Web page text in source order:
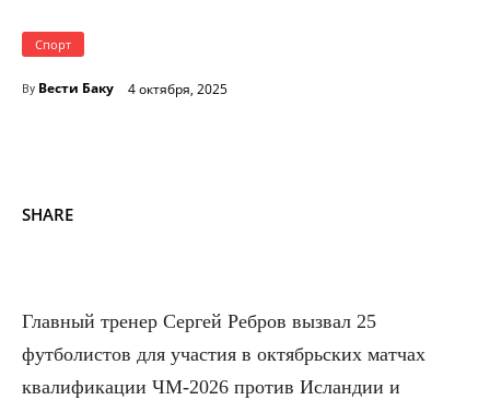
Спорт
By Вести Баку 4 октября, 2025
SHARE
Главный тренер Сергей Ребров вызвал 25
футболистов для участия в октябрьских матчах
квалификации ЧМ-2026 против Исландии и